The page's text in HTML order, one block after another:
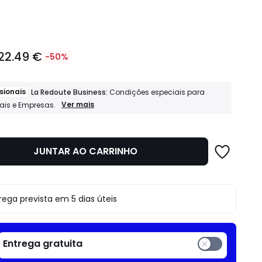
€ -50%
La Redoute Business:Condições especiais para
e Empresas.
Profissionais
especiais
para
Empresas.
Ver mais
JUNTAR AO CARRINHO
prevista em 5 dias úteis
Entrega gratuita